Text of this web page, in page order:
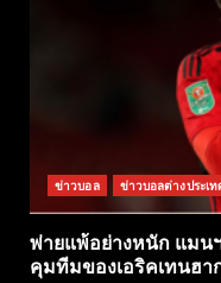
ข่าวบอล ข่าวบอลต่างประเท
พ่ายแพ้อย่างหนัก แมน
คุมทีมของเอริคเทนฮา